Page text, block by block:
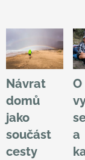
Návrat
domů
jako
součást
cesty
O
a